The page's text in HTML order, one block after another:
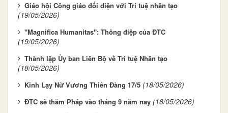
Giáo hội Công giáo đối diện với Trí tuệ nhân tạo
(19/05/2026)
"Magnifica Humanitas": Thông điệp của ĐTC
(19/05/2026)
Thành lập Ủy ban Liên Bộ về Trí tuệ Nhân tạo
(18/05/2026)
Kinh Lạy Nữ Vương Thiên Đàng 17/5 (18/05/2026)
ĐTC sẽ thăm Pháp vào tháng 9 năm nay (18/05/2026)